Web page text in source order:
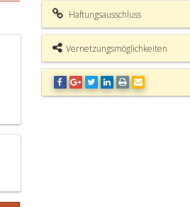
Haftungsausschluss
Vernetzungsmöglichkeiten